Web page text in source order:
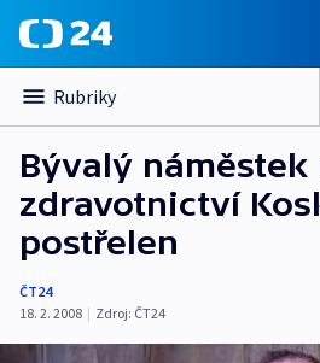
Rubriky
Bývalý
zdravotnictví
postřelen
ČT24
18. 2. 2008 | Zdroj: ČT24